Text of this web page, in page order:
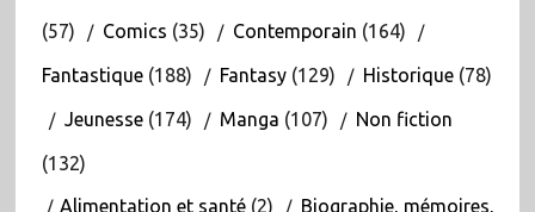
(57) Comics (35) Contemporain (164)
Fantastique(188) Fantasy(129) Historique(78)
Jeunesse(174) Manga (107) Non fiction
(132)
Alimentation et santé(2) Biographie, mémoires,